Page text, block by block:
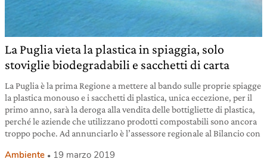
La Puglia vieta la plastica in spiaggia, solo
stoviglie biodegradabili e sacchetti di carta
La Puglia è la prima Regione a mettere al bando sulle proprie spiagge
la plastica monouso e i sacchetti di plastica, unica eccezione, per il
primo anno, sarà la deroga alla vendita delle bottigliette di plastica,
perché le aziende che utilizzano prodotti compostabili sono ancora
troppo poche. Ad annunciarlo è l’assessore regionale al Bilancio con
Ambiente 19 marzo 2019